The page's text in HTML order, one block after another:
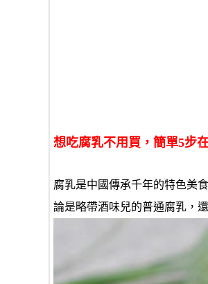
想吃腐乳不用買，簡單5步
腐乳是中國傳承千年的特色美
論是略帶酒味兒的普通腐乳，